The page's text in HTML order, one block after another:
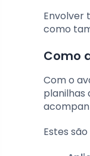
Envolver
como
Como
Com o
planilhas
Estes